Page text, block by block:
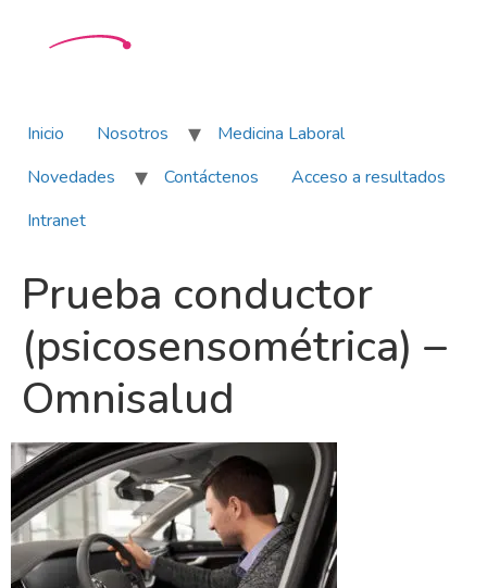
Inicio Nosotros
Medicina Laboral
Novedades
Contáctenos
Acceso a resultados
Intranet
Prueba conductor
(psicosensométrica) –
Omnisalud